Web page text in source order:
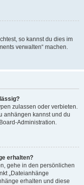
so kannst du dies im
verwalten“ machen.
zulassen oder verbieten.
anhängen kannst und du
Administration.
erhalten?
gehe in den persönlichen
„Dateianhänge
erhalten und diese